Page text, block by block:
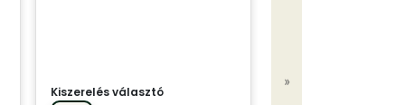
Kiszerelés választó
»